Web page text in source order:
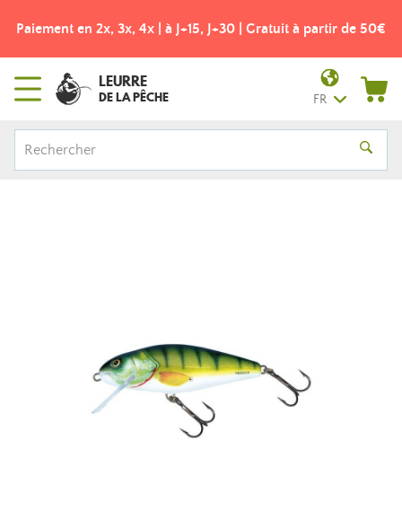
Paiement en 2x, 3x, 4x | à J+15, J+30 | Gratuit à partir de 50€
LEURRE
DE LA PÊCHE FR